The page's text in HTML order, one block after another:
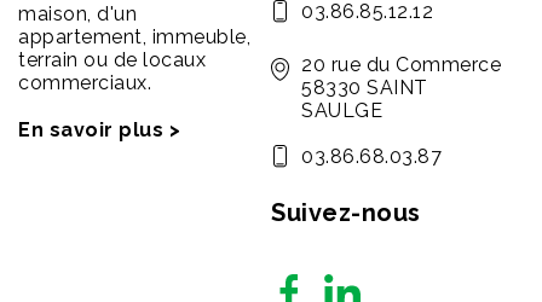
maison, d'un
appartement, immeuble,
terrain ou de locaux
commerciaux.
En savoir plus >
03.86.85.12.12
20 rue du Commerce
58330 SAINT
SAULGE
03.86.68.03.87
Suivez-nous